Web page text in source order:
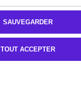
TOUT ACCEPTER
SAUVEGARDER